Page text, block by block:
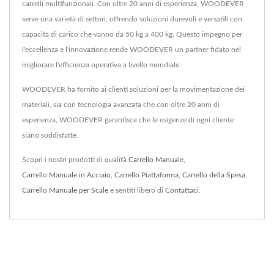
carrelli multifunzionali. Con oltre 20 anni di esperienza, WOODEVER
serve una varietà di settori, offrendo soluzioni durevoli e versatili con
capacità di carico che vanno da 50 kg a 400 kg. Questo impegno per
l'eccellenza e l'innovazione rende WOODEVER un partner fidato nel
migliorare l'efficienza operativa a livello mondiale.
WOODEVER ha fornito ai clienti soluzioni per la movimentazione dei
materiali, sia con tecnologia avanzata che con oltre 20 anni di
esperienza, WOODEVER garantisce che le esigenze di ogni cliente
siano soddisfatte.
Scopri i nostri prodotti di qualità Carrello Manuale
Carrello Manuale in Acciaio Carrello Piattaforma Carrello della Spesa
Carrello Manuale per Scale e sentiti libero di Contattaci